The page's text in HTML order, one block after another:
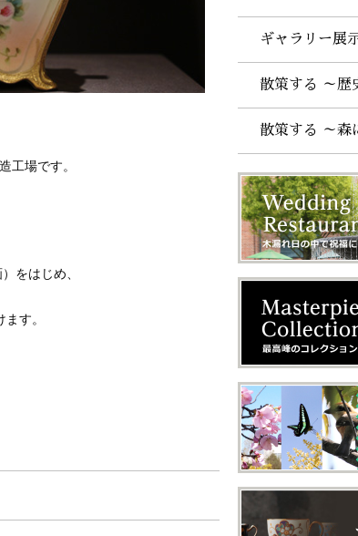
工場です。
をはじめ、
す。
ギャラリー展
散策する ～歴
散策する ～森